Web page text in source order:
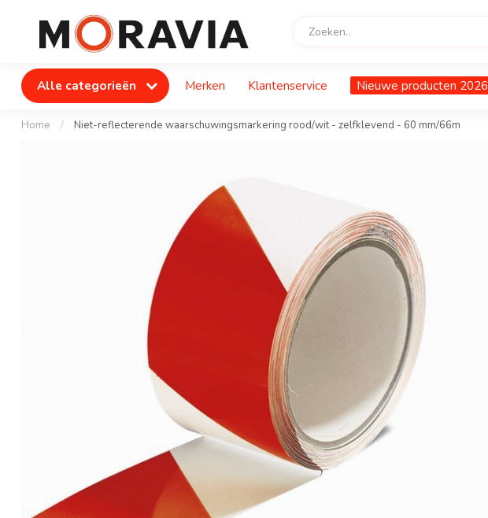
Alle categorieën Merken Klantenservice Nieuwe producten 2026
Home / Niet-reflecterende waarschuwingsmarkering rood/wit - zelfklevend - 60 mm/66m